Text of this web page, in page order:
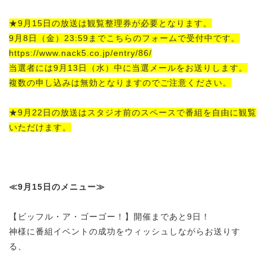
★9月15日の放送は観覧整理券が必要となります。
9月8日（金）23:59までこちらのフォームで受付中です。
https://www.nack5.co.jp/entry/86/
当選者には9月13日（水）中に当選メールをお送りします。
複数の申し込みは無効となりますのでご注意ください。
★9月22日の放送はスタジオ前のスペースで番組を自由に観覧
いただけます。
≪9月15日のメニュー≫
【ビッフル・ア・ゴーゴー！】開催まであと9日！
神様に番組イベントの成功をウィッシュしながらお送りす
る、